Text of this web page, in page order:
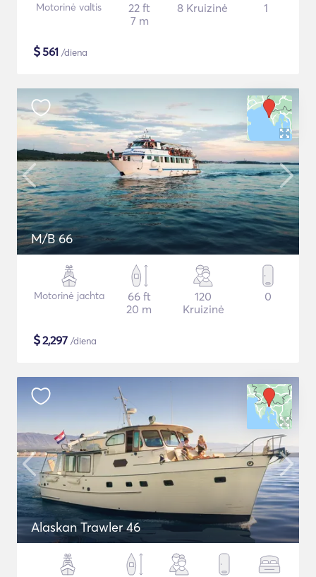
Motorinė valtis
22 ft
7 m
8 Kruizinė 1
$561 /diena
M/B 66
Motorinė jachta
66 ft
20 m
120
Kruizinė
0
$2,297 /diena
Alaskan Trawler 46